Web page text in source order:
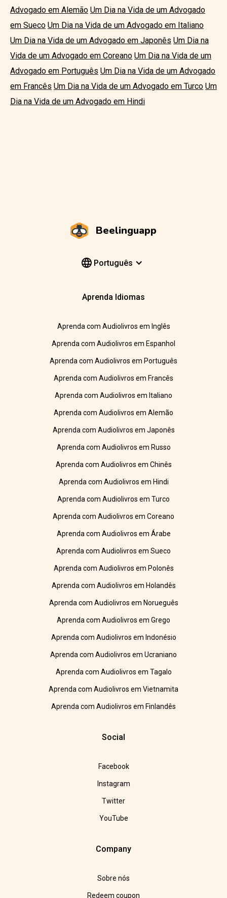
Advogado em Alemão Um Dia na Vida de um Advogado
em Sueco Um Dia na Vida de um Advogado em Italiano
Um Dia na Vida de um Advogado em Japonês Um Dia na
Vida de um Advogado em Coreano Um Dia na Vida de um
Advogado em Português Um Dia na Vida de um Advogado
em Francês Um Dia na Vida de um Advogado em Turco Um
Dia na Vida de um Advogado em Hindi
Beelinguapp
Português
Aprenda Idiomas
Aprenda com Audiolivros em Inglês
Aprenda com Audiolivros em Espanhol
Aprenda com Audiolivros em Português
Aprenda com Audiolivros em Francês
Aprenda com Audiolivros em Italiano
Aprenda com Audiolivros em Alemão
Aprenda com Audiolivros em Japonês
Aprenda com Audiolivros em Russo
Aprenda com Audiolivros em Chinês
Aprenda com Audiolivros em Hindi
Aprenda com Audiolivros em Turco
Aprenda com Audiolivros em Coreano
Aprenda com Audiolivros em Árabe
Aprenda com Audiolivros em Sueco
Aprenda com Audiolivros em Polonês
Aprenda com Audiolivros em Holandês
Aprenda com Audiolivros em Norueguês
Aprenda com Audiolivros em Grego
Aprenda com Audiolivros em Indonésio
Aprenda com Audiolivros em Ucraniano
Aprenda com Audiolivros em Tagalo
Aprenda com Audiolivros em Vietnamita
Aprenda com Audiolivros em Finlandês
Social
Facebook
Instagram
Twitter
YouTube
Company
Sobre nós
Redeem coupon